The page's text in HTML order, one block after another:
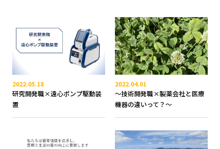
2022.05.18
研究開発職×遠心ポンプ駆動装
置
2022.04.01
～技術開発職×製薬会社と医療
機器の違いって？～